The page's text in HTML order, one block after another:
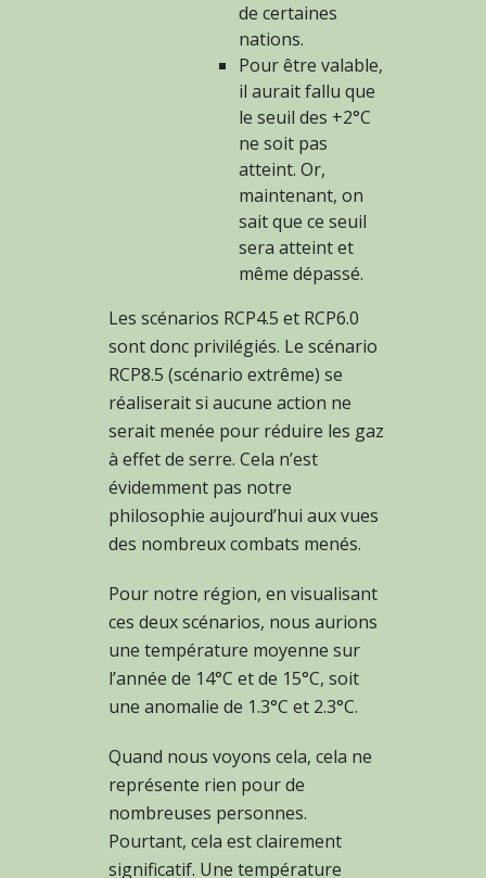
de certaines
nations.
Pour être valable,
il aurait fallu que
le seuil des +2°C
ne soit pas
atteint. Or,
maintenant, on
sait que ce seuil
sera atteint et
même dépassé.
Les scénarios RCP4.5 et RCP6.0
sont donc privilégiés. Le scénario
RCP8.5 (scénario extrême) se
réaliserait si aucune action ne
serait menée pour réduire les gaz
à effet de serre. Cela n’est
évidemment pas notre
philosophie aujourd’hui aux vues
des nombreux combats menés.
Pour notre région, en visualisant
ces deux scénarios, nous aurions
une température moyenne sur
l’année de 14°C et de 15°C, soit
une anomalie de 1.3°C et 2.3°C.
Quand nous voyons cela, cela ne
représente rien pour de
nombreuses personnes.
Pourtant, cela est clairement
significatif. Une température